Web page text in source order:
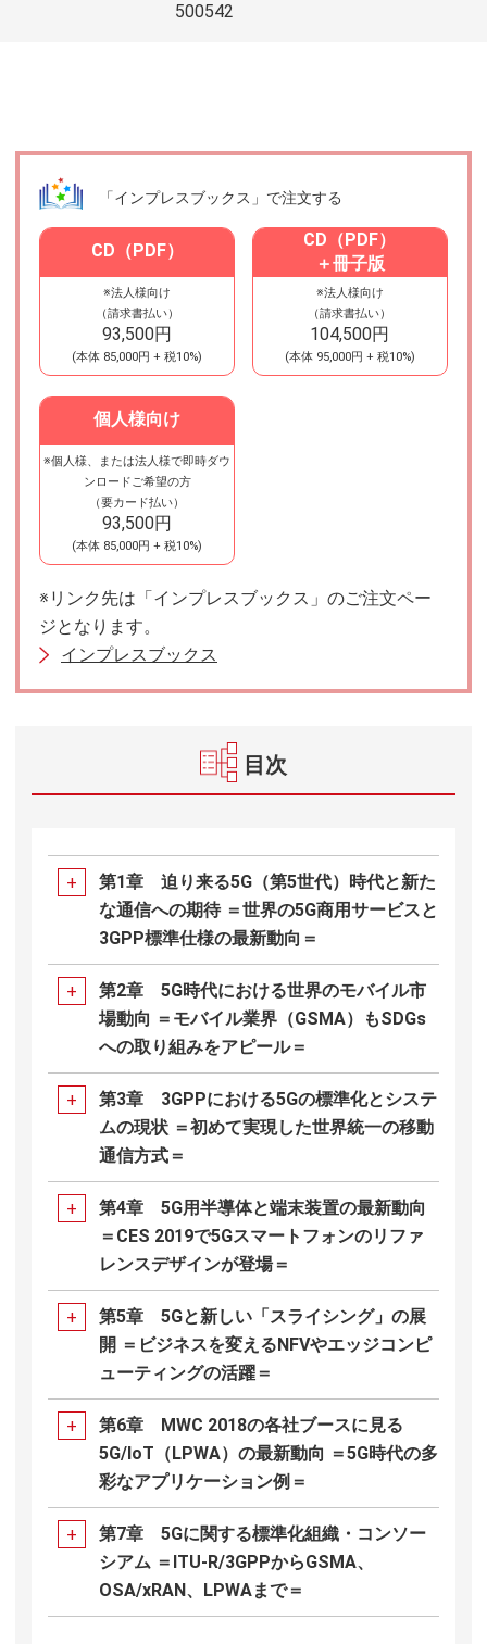
500542
「インプレスブックス」で注文する
CD（PDF）
※法人様向け
（請求書払い）
93,500円
(本体 85,000円+ 税10%)
CD（PDF）
＋冊子版
※法人様向け
（請求書払い）
104,500円
(本体 95,000円 + 税10%)
個人様向け
電子版
※個人様、または法人様で即時ダウ
ンロードご希望の方
（要カード払い）
93,500円
(本体 85,000円+ 税10%)
※リンク先は「インプレスブックス」のご注文ペー
ジとなります。
インプレスブックス
目次
第1章 迫り来る5G（第5世代）時代と新た
な通信への期待 ＝世界の5G商用サービスと
3GPP標準仕様の最新動向＝
第2章 5G時代における世界のモバイル市
場動向 ＝モバイル業界（GSMA）もSDGs
への取り組みをアピール＝
第3章 3GPPにおける5Gの標準化とシステ
ムの現状 ＝初めて実現した世界統一の移動
通信方式＝
第4章 5G用半導体と端末装置の最新動向
＝CES 2019で5Gスマートフォンのリファ
レンスデザインが登場＝
第5章 5Gと新しい「スライシング」の展
開 ＝ビジネスを変えるNFVやエッジコンピ
ューティングの活躍＝
第6章 MWC 2018の各社ブースに見る
5G/IoT（LPWA）の最新動向 ＝5G時代の多
彩なアプリケーション例＝
第7章 5Gに関する標準化組織・コンソー
シアム ＝ITU-R/3GPPからGSMA、
OSA/xRAN、LPWAまで＝